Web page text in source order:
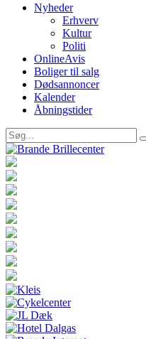
Nyheder
Erhverv
Kultur
Politi
OnlineAvis
Boliger til salg
Dødsannoncer
Kalender
Åbningstider